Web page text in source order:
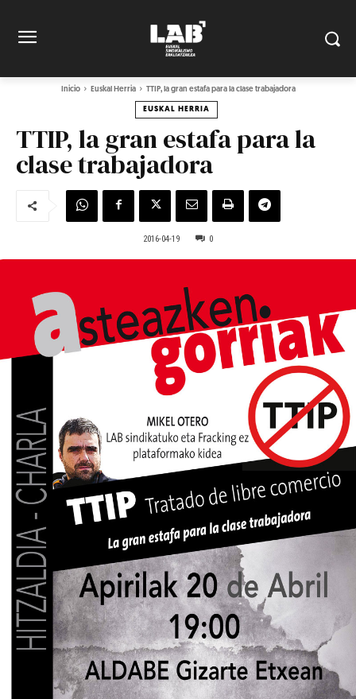
Inicio Euskal Herria TTIP, la gran estafa para la clase trabajadora
EUSKAL HERRIA
TTIP, la gran estafa para la
clase trabajadora
2016-04-19 0